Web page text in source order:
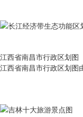
江西省南昌市行政区划图
江西省南昌市行政区划图